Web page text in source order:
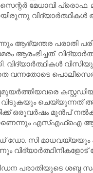
മേധാവി പ്രൊഫ.
വിദ്യാര്‍ത്ഥികള്‍
ആഭ്യന്തര പരാതി
ആരംഭിച്ചത്.
വിദ്യാര്‍ത്ഥികള്‍
വന്നതോടെ
വിടുകയും ചെയ്യുന്നത്
ഒരുവര്‍ഷം മുന്‍പ്
എസ്എഫ്ഐ
ഡോ. സി
പരാതിയുടെ